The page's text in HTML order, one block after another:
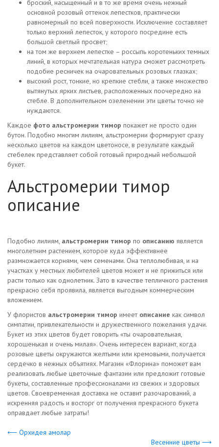
броский, насыщенный и в то же время очень нежный
основной розовый оттенок лепестков, практически
равномерный по всей поверхности. Исключение составляет
только верхний лепесток, у которого посредине есть
большой светлый просвет;
на том же верхнем лепестке – россыпь коротеньких темных
линий, в которых мечтательная натура сможет рассмотреть
подобие ресничек на очаровательных розовых глазках;
высокий рост, тонкие, но крепкие стебли, а также множество
вытянутых ярких листьев, расположенных поочередно на
стебле. В дополнительном озеленении эти цветы точно не
нуждаются.
Каждое фото альстромерии тимор покажет не просто один
бутон. Подобно многим лилиям, альстромерии формируют сразу
несколько цветов на каждом цветоносе, в результате каждый
стебелек представляет собой готовый природный небольшой
букет.
Альстромерии тимор
описание
Подобно лилиям, альстромерии тимор по описанию является
многолетним растением, которое куда эффективнее
размножается корнями, чем семенами. Она теплолюбивая, и на
участках у местных любителей цветов может и не прижиться или
расти только как однолетник. Зато в качестве тепличного растения
прекрасно себя проявила, является выгодным коммерческим
вложением.
У флористов альстромерии тимор имеет описание как символ
симпатии, привлекательности и дружественного пожелания удачи.
Букет из этих цветов будет говорить «ты очаровательная,
хорошенькая и очень милая». Очень интересен вариант, когда
розовые цветы окружаются желтыми или кремовыми, получается
сердечко в нежных объятиях. Магазин «Флорина» поможет вам
реализовать любые цветочные фантазии или предложит готовые
букеты, составленные профессионалами из свежих и здоровых
цветов. Своевременная доставка не оставит разочарований, а
искренняя радость и восторг от получения прекрасного букета
оправдает любые затраты!
⟵ Орхидея амолар
Весенние цветы ⟶